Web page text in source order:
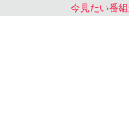
今見たい番組